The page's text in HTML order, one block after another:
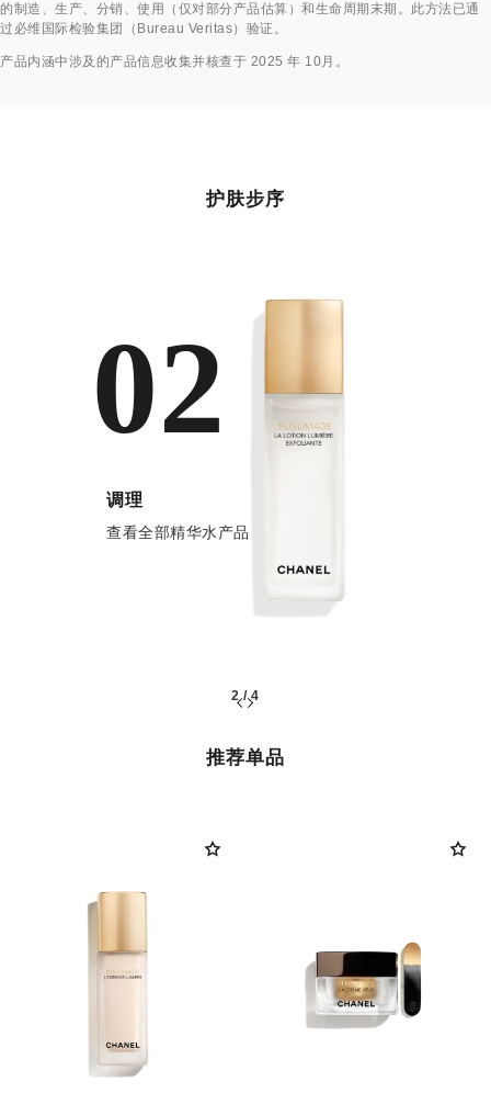
的制造、生产、分销、使用（仅对部分产品估算）和生命周期末期。此方法已通
过必维国际检验集团（Bureau Veritas）验证。
返回标题↩
产品内涵中涉及的产品信息收集并核查于 2025 年 10月。
护肤步序
02
调理
查看全部精华水产品
2/4
推荐单品